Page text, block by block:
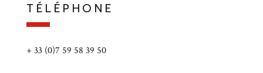
TÉLÉPHONE
+ 33 (0)7 59 58 39 50